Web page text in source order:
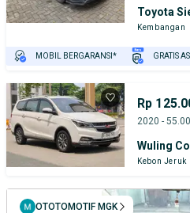
Toyota
Kembangan
MOBIL BERGARANSI* GRATIS
PENJUAL TERVERIFIKASI
Rp
2020 -
Wuling
Kebon Jeruk
OTOTOMOTIF MGK